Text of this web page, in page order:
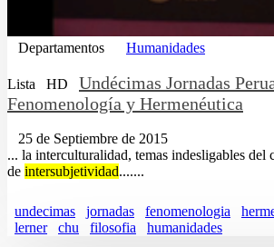
Departamentos Humanidades
Lista HD
Undécimas Jornadas
Fenomenología y Hermenéutica
25 de Septiembre de 2015
... la interculturalidad, temas indesligables del
de intersubjetividad.......
undecimas jornadas fenomenologia
lerner
chu filosofia humanidades